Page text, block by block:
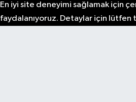
En iyi site deneyimi sağlamak için
faydalanıyoruz. Detaylar için lütfen